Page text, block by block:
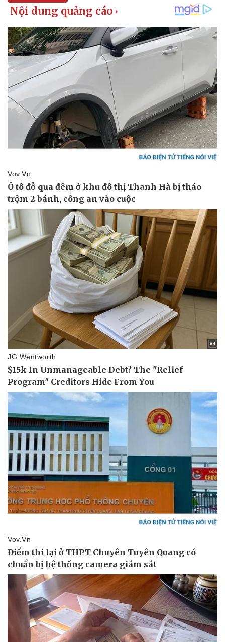
Doanh nghiệp
Thông tin doanh nghiệp
Doanh nghiệp 24h
Doanh nhân
Vì cộng đồng
Công nghệ
Sành điệu
Tin Công nghệ
Trải nghiệm
Chuyển đổi số
Sức khỏe
Dinh dưỡng - món ngon
Cây thuốc
Sản phụ khoa
Nhi khoa
Đời sống
Nhà đẹp
Blog
Tình yêu - Gia đình